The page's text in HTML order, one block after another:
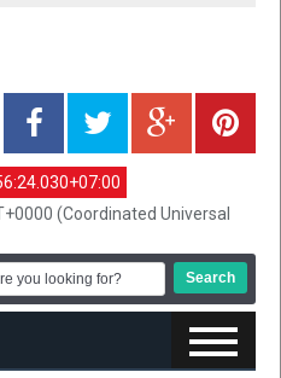
(Coordinated Universal